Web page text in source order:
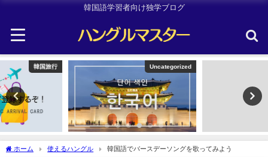
韓国語学習者向け独学ブログ
Uncategorized
ホーム 使えるハングル 韓国語でバースデーソングを歌ってみよう